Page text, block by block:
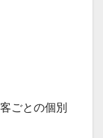
ごとの個別